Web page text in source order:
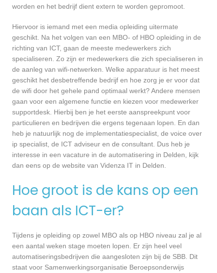
worden en het bedrijf dient extern te worden gepromoot.
Hiervoor is iemand met een media opleiding uitermate
geschikt. Na het volgen van een MBO- of HBO opleiding in de
richting van ICT, gaan de meeste medewerkers zich
specialiseren. Zo zijn er medewerkers die zich specialiseren in
de aanleg van wifi-netwerken. Welke apparatuur is het meest
geschikt het desbetreffende bedrijf en hoe zorg je er voor dat
de wifi door het gehele pand optimaal werkt? Andere mensen
gaan voor een algemene functie en kiezen voor medewerker
supportdesk. Hierbij ben je het eerste aanspreekpunt voor
particulieren en bedrijven die ergens tegenaan lopen. En dan
heb je natuurlijk nog de implementatiespecialist, de voice over
ip specialist, de ICT adviseur en de consultant. Dus heb je
interesse in een vacature in de automatisering in Delden, kijk
dan eens op de website van Videnza IT in Delden.
Hoe groot is de kans op een
baan als ICT-er?
Tijdens je opleiding op zowel MBO als op HBO niveau zal je al
een aantal weken stage moeten lopen. Er zijn heel veel
automatiseringsbedrijven die aangesloten zijn bij de SBB. Dit
staat voor Samenwerkingsorganisatie Beroepsonderwijs